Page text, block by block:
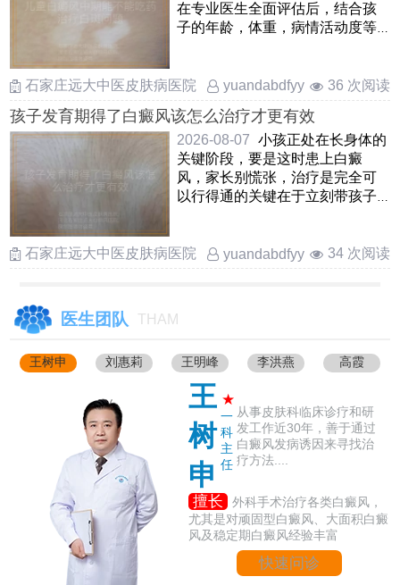
在专业医生全面评估后，结合孩
子的年龄，体重，病情活动度等
石家庄远大中医皮肤病医院
yuandabdfyy 36 次阅读
孩子发育期得了白癜风该怎么治疗才更有效
2026-08-07 小孩正处在长身体的
关键阶段，要是这时患上白癜
风，家长别慌张，治疗是完全可
以行得通的关键在于立刻带孩子
石家庄远大中医皮肤病医院
yuandabdfyy 34 次阅读
医生团队 THAM
王树申 刘惠莉 王明峰 李洪燕 高霞
王
树
申
★
一
科
主
任
从事皮肤科临床诊疗和研
发工作近30年，善于通过
白癜风发病诱因来寻找治
疗方法....
擅长
外科手术治疗各类白癜风，
尤其是对顽固型白癜风、大面积白癜
风及稳定期白癜风经验丰富
快速问诊